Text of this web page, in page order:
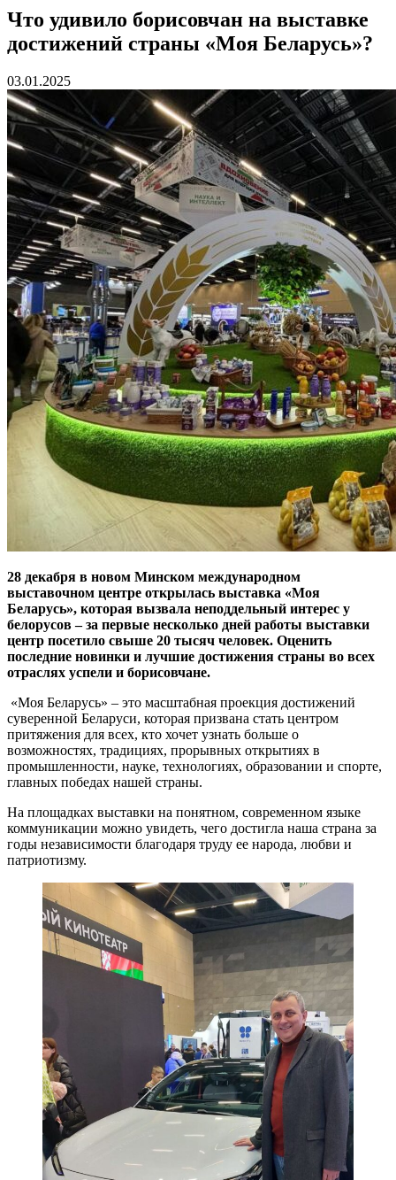
Что удивило борисовчан на выставке
достижений страны «Моя Беларусь»?
03.01.2025
28 декабря в новом Минском международном
выставочном центре открылась выставка «Моя
Беларусь», которая вызвала неподдельный интерес у
белорусов – за первые несколько дней работы выставки
центр посетило свыше 20 тысяч человек. Оценить
последние новинки и лучшие достижения страны во всех
отраслях успели и борисовчане.
«Моя Беларусь» – это масштабная проекция достижений
суверенной Беларуси, которая призвана стать центром
притяжения для всех, кто хочет узнать больше о
возможностях, традициях, прорывных открытиях в
промышленности, науке, технологиях, образовании и спорте,
главных победах нашей страны.
На площадках выставки на понятном, современном языке
коммуникации можно увидеть, чего достигла наша страна за
годы независимости благодаря труду ее народа, любви и
патриотизму.